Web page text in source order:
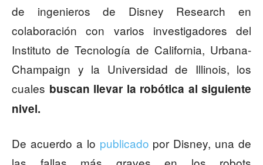
de ingenieros de Disney Research en
colaboración con varios investigadores del
Instituto de Tecnología de California, Urbana-
Champaign y la Universidad de Illinois, los
cuales buscan llevar la robótica al siguiente
nivel.
De acuerdo a lo publicado por Disney, una de